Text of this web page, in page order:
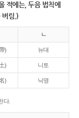
적에는, 두음 법칙에
버림.)
ㄴ
) 뉴대
) 니토
) 닉명
다.